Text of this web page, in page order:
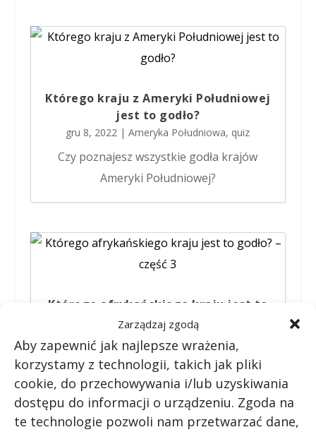
Zarządzaj zgodą
Aby zapewnić jak najlepsze wrażenia,
korzystamy z technologii, takich jak pliki
cookie, do przechowywania i/lub uzyskiwania
dostępu do informacji o urządzeniu. Zgoda na
te technologie pozwoli nam przetwarzać dane,
Którego kraju z Ameryki Południowej
jest to godło?
gru 8, 2022 |Ameryka Południowa, quiz
Czy poznajesz wszystkie godła krajów
Ameryki Południowej?
Którego afrykańskiego kraju jest to
godło? – część 3
wrz 5, 2022 quiz
Sprawdź, czy poznajesz którego
afrykańskiego kraju jest to godło? – część
3